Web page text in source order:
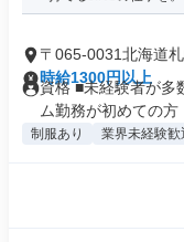
〒065-0031北海道
時給1300円以上
資格 ■未経験者
ム勤務が初めての方
制服あり 業界未経験歓